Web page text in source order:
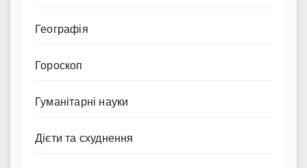
Географія
Гороскоп
Гуманітарні науки
Дієти та схуднення